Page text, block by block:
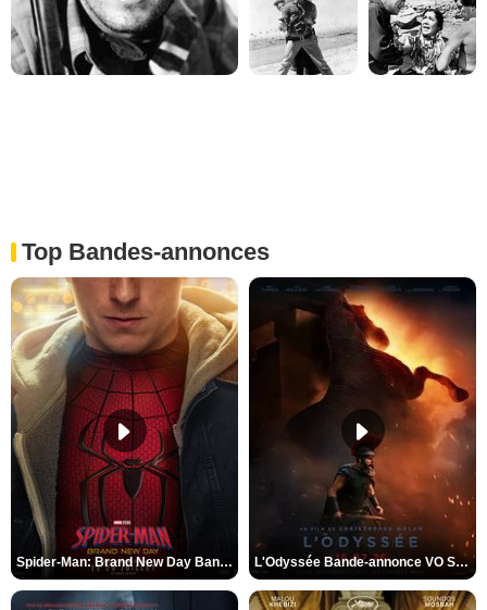
Top Bandes-annonces
Spider-Man: Brand New Day Bande-annonce VO STFR L'Odyssée Bande-annonce VO STFR